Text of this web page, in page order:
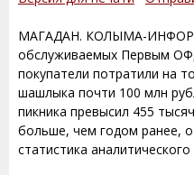
МАГАДАН. КОЛЫМА-
обслуживаемых Первым
покупатели потратили на
шашлыка почти 100 млн
пикника превысил 455
больше, чем годом ранее,
статистика